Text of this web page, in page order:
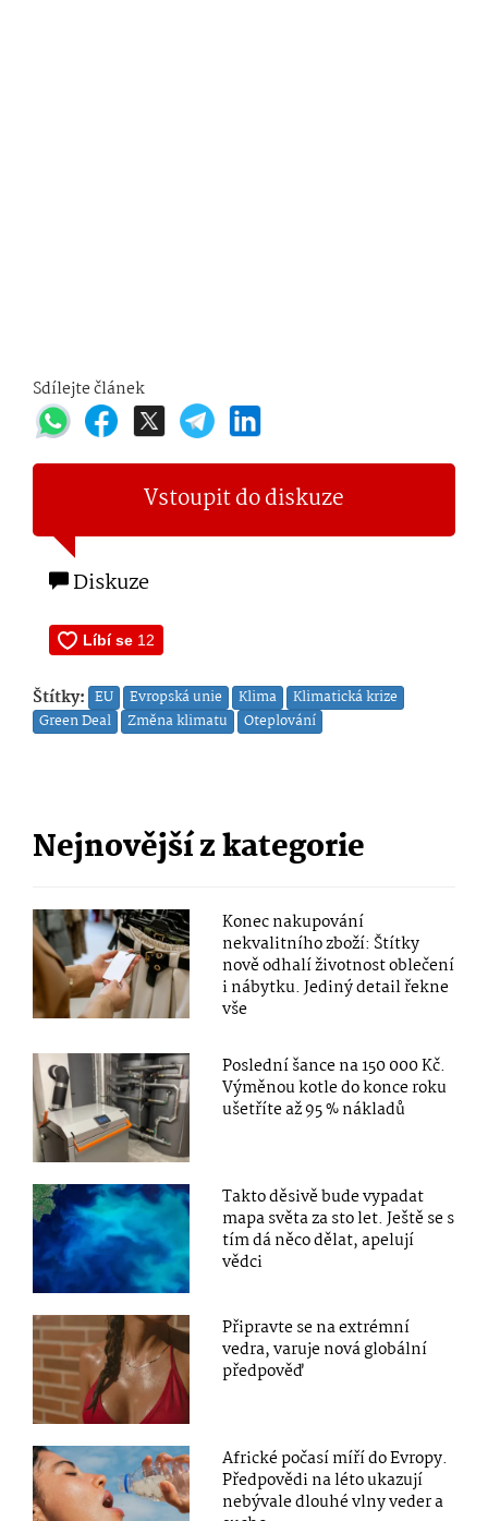
Sdílejte článek
Vstoupit do diskuze
Diskuze
Štítky: EU Evropská unie Klima
Klimatická krize
Green Deal
Změna klimatu Oteplování
Nejnovější z kategorie
Konec nakupování
nekvalitního zboží: Štítky
nově odhalí životnost oblečení
i nábytku. Jediný detail řekne
vše
Poslední šance na 150 000 Kč.
Výměnou kotle do konce roku
ušetříte až 95 % nákladů
Takto děsivě bude vypadat
mapa světa za sto let. Ještě se s
tím dá něco dělat, apelují
vědci
Připravte se na extrémní
vedra, varuje nová globální
předpověď
Africké počasí míří do Evropy.
Předpovědi na léto ukazují
nebývale dlouhé vlny veder a